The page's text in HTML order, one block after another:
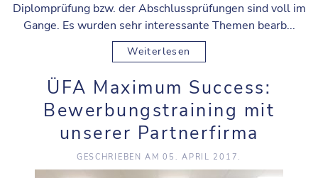
Diplomprüfung bzw. der Abschlussprüfungen sind voll im
Gange. Es wurden sehr interessante Themen bearb...
Weiterlesen
ÜFA Maximum Success:
Bewerbungstraining mit
unserer Partnerfirma
GESCHRIEBEN AM05. APRIL 2017.